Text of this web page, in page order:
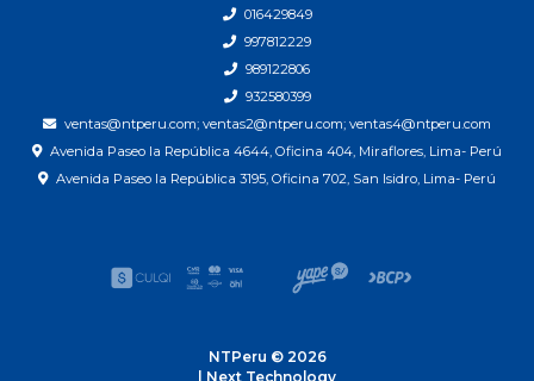
016429849
997812229
989122806
932580399
ventas@ntperu.com; ventas2@ntperu.com; ventas4@ntperu.com
Avenida Paseo la República 4644, Oficina 404, Miraflores, Lima- Perú
Avenida Paseo la República 3195, Oficina 702, San Isidro, Lima- Perú
NTPeru © 2026
| Next Technology